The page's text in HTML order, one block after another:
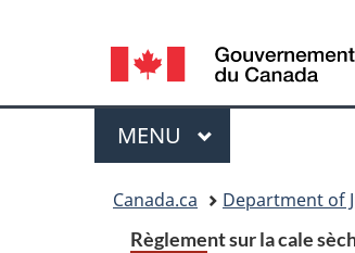
Language
selection
Menu
MENU PRINCIPAL
Canada.ca Department of
Règlement sur la cale